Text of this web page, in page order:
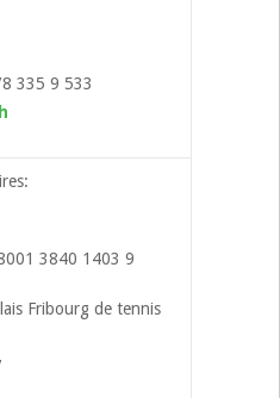
335 9 533
3840 1403 9
Fribourg de tennis